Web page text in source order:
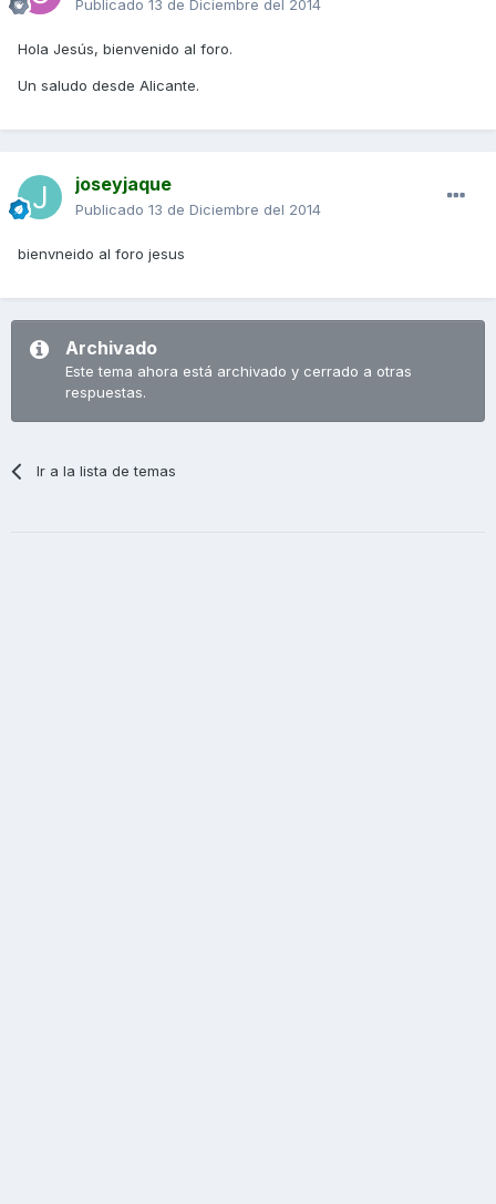
Publicado 13 de Diciembre del 2014
Hola Jesús, bienvenido al foro.
Un saludo desde Alicante.
joseyjaque
Publicado 13 de Diciembre del 2014
bienvneido al foro jesus
Archivado
Este tema ahora está archivado y cerrado a otras
respuestas.
Ir a la lista de temas